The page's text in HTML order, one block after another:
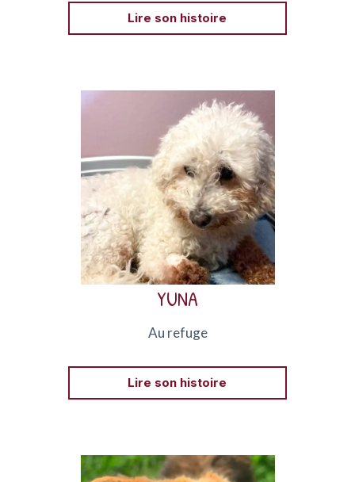
Lire son histoire
YUNA
Au refuge
Bichon frisée née en 2011, Yuna a rejoint l’Oasis
des Vétérans avec ses compagnons en 2024.
Lire son histoire